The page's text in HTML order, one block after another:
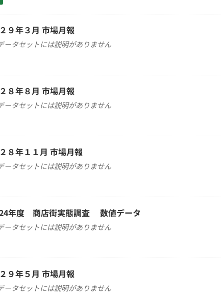
９年３月 市場月報
ータセットには説明がありません
８年８月 市場月報
ータセットには説明がありません
８年１１月 市場月報
ータセットには説明がありません
年度 商店街実態調査 数値データ
ータセットには説明がありません
９年５月 市場月報
ータセットには説明がありません